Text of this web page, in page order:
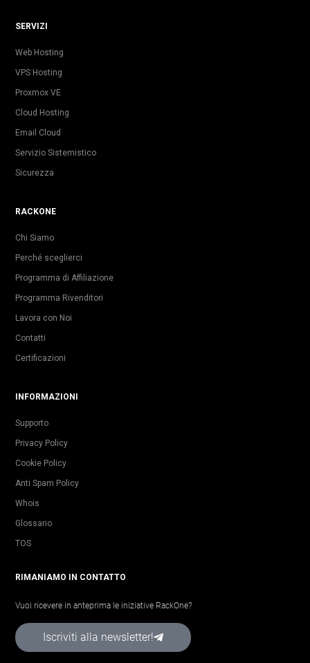
SERVIZI
Web Hosting
VPS Hosting
Proxmox VE
Cloud Hosting
Email Cloud
Servizio Sistemistico
Sicurezza
RACKONE
Chi Siamo
Perché sceglierci
Programma di Affiliazione
Programma Rivenditori
Lavora con Noi
Contatti
Certificazioni
INFORMAZIONI
Supporto
Privacy Policy
Cookie Policy
Anti Spam Policy
Whois
Glossario
TOS
RIMANIAMO IN CONTATTO
Vuoi ricevere in anteprima le iniziative RackOne?
Iscriviti alla newsletter!